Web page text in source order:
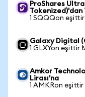
ProShares
Tokenized)'dan
1 SQQQon
Galaxy Digital
1 GLXYon eşittir
Amkor
Lirası'na
1 AMKRon eşittir